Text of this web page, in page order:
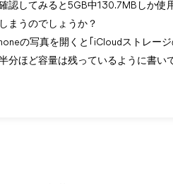
認してみると5GB中130.7MBしか使
まうのでしょうか？
の写真を開くと｢iCloudストレー
分ほど容量は残っているように書い